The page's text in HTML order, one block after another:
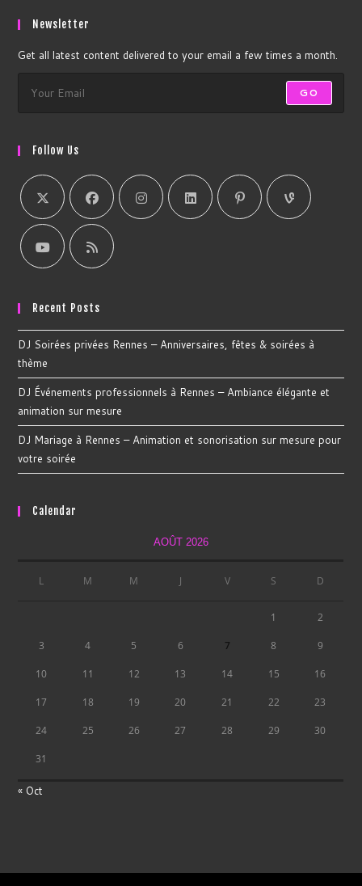
Newsletter
Get all latest content delivered to your email a few times a month.
GO
Follow Us
Recent Posts
DJ Soirées privées Rennes – Anniversaires, fêtes & soirées à
thème
DJ Événements professionnels à Rennes – Ambiance élégante et
animation sur mesure
DJ Mariage à Rennes – Animation et sonorisation sur mesure pour
votre soirée
Calendar
AOÛT 2026
L M M J V S D
1 2
3 4 5 6 7 8 9
10 11 12 13 14 15 16
17 18 19 20 21 22 23
24 25 26 27 28 29 30
31
« Oct